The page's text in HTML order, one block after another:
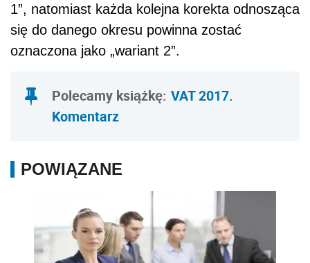
1”, natomiast każda kolejna korekta odnosząca
się do danego okresu powinna zostać
oznaczona jako „wariant 2”.
Polecamy książkę: VAT 2017.
Komentarz
POWIĄZANE